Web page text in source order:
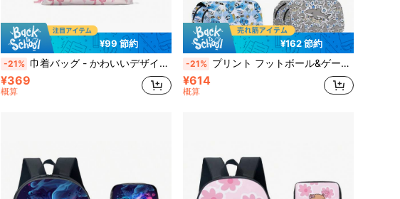
¥99 節約
-21% 巾着バッグ - かわいいデザイン リボン柄プリント バックパック - 学校、スポーツ、旅行、おもちゃ収納に最適 スポーツ ジム 水泳 旅行用バックパック
¥369
概算
¥162 節約
-21% プリント フットボール&ゲーミング ペンケース、ダブルレイヤー フリップトップ ペンケース 文房具ボックス、鉛筆、鍵、携帯電話、コインを収納可能、新学期
¥614
概算